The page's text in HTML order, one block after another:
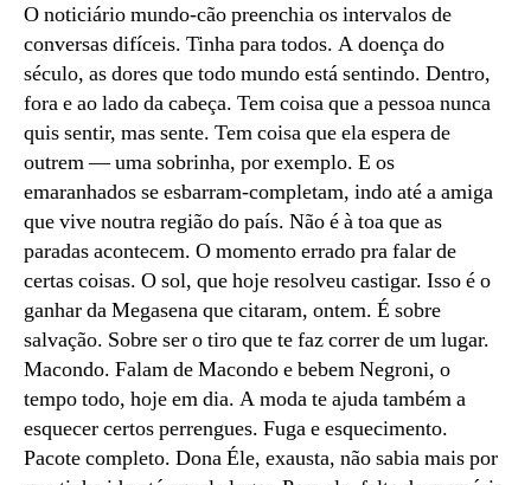
O noticiário mundo-cão preenchia os intervalos de
conversas difíceis. Tinha para todos. A doença do
século, as dores que todo mundo está sentindo. Dentro,
fora e ao lado da cabeça. Tem coisa que a pessoa nunca
quis sentir, mas sente. Tem coisa que ela espera de
outrem — uma sobrinha, por exemplo. E os
emaranhados se esbarram-completam, indo até a amiga
que vive noutra região do país. Não é à toa que as
paradas acontecem. O momento errado pra falar de
certas coisas. O sol, que hoje resolveu castigar. Isso é o
ganhar da Megasena que citaram, ontem. É sobre
salvação. Sobre ser o tiro que te faz correr de um lugar.
Macondo. Falam de Macondo e bebem Negroni, o
tempo todo, hoje em dia. A moda te ajuda também a
esquecer certos perrengues. Fuga e esquecimento.
Pacote completo. Dona Éle, exausta, não sabia mais por